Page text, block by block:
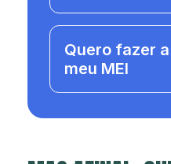
Quero fazer a
meu MEI